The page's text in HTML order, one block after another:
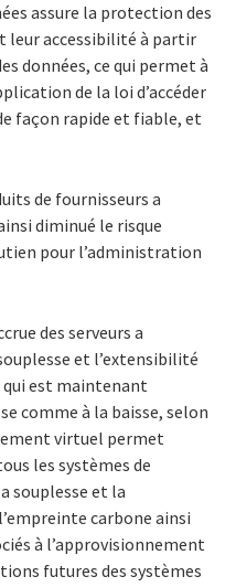
assure la protection des
leur accessibilité à partir
données, ce qui permet à
de la loi d’accéder
façon rapide et fiable, et
de fournisseurs a
diminué le risque
pour l’administration
des serveurs a
et l’extensibilité
qui est maintenant
comme à la baisse, selon
virtuel permet
les systèmes de
souplesse et la
carbone ainsi
à l’approvisionnement
futures des systèmes